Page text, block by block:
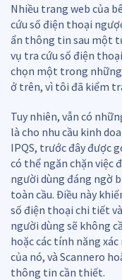
Nhiều trang web của
cứu số điện thoại
ẩn thông tin sau một
vụ tra cứu số điện
chọn một trong những
ở trên, vì tôi đã kiểm
Tuy nhiên, vẫn có
là cho nhu cầu kinh
IPQS, trước đây được
có thể ngăn chặn việc
người dùng đáng ngờ
toàn cầu. Điều này
số điện thoại chi tiết
người dùng sẽ không
hoặc các tính năng
của nó, và Scannero
thông tin cần thiết.